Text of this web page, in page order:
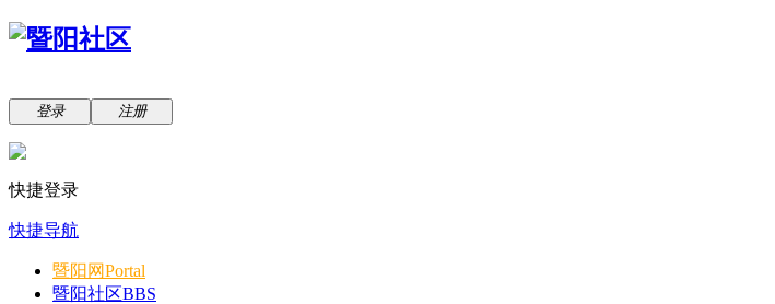
登录 注册
快捷登录
快捷导航
暨阳网Portal
暨阳社区BBS